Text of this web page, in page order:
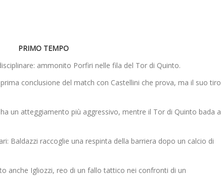
PRIMO TEMPO
ammonito Porfiri nelle fila del Tor di Quinto.
conclusione del match con Castellini che prova, ma il suo tiro
un atteggiamento più aggressivo, mentre il Tor di Quinto bada a
Baldazzi raccoglie una respinta della barriera dopo un calcio di
anche Igliozzi, reo di un fallo tattico nei confronti di un